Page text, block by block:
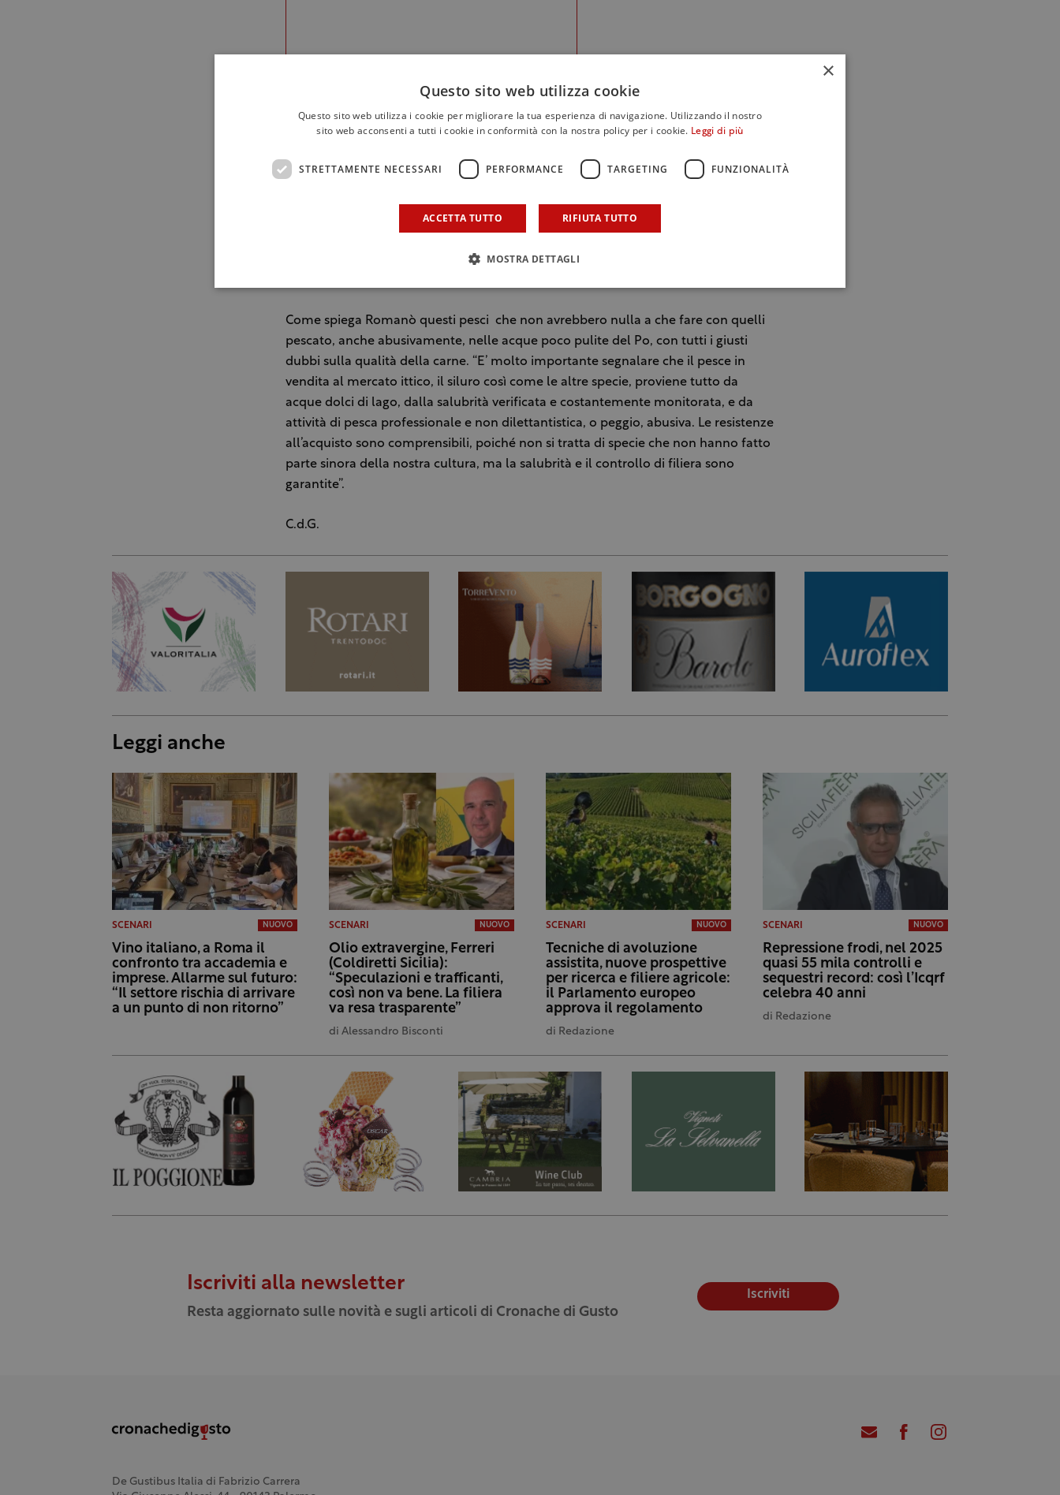
Come spiega Romanò questi pesci che non avrebbero nulla a che fare con quelli
pescato, anche abusivamente, nelle acque poco pulite del Po, con tutti i giusti
dubbi sulla qualità della carne. “E’ molto importante segnalare che il pesce in
vendita al mercato ittico, il siluro così come le altre specie, proviene tutto da
acque dolci di lago, dalla salubrità verificata e costantemente monitorata, e da
attività di pesca professionale e non dilettantistica, o peggio, abusiva. Le resistenze
all’acquisto sono comprensibili, poiché non si tratta di specie che non hanno fatto
parte sinora della nostra cultura, ma la salubrità e il controllo di filiera sono
garantite”.
C.d.G.
Leggi anche
SCENARI NUOVO
Vino italiano, a Roma il
confronto tra accademia e
imprese. Allarme sul futuro:
“Il settore rischia di arrivare
a un punto di non ritorno”
SCENARI NUOVO
Olio extravergine, Ferreri
(Coldiretti Sicilia):
“Speculazioni e trafficanti,
così non va bene. La filiera
va resa trasparente”
di Alessandro Bisconti
SCENARI NUOVO
Tecniche di avoluzione
assistita, nuove prospettive
per ricerca e filiere agricole:
il Parlamento europeo
approva il regolamento
di Redazione
SCENARI NUOVO
Repressione frodi, nel 2025
quasi 55 mila controlli e
sequestri record: così l’Icqrf
celebra 40 anni
di Redazione
Iscriviti alla newsletter
Resta aggiornato sulle novità e sugli articoli di Cronache di Gusto
Iscriviti
De Gustibus Italia di Fabrizio Carrera
×
Questo sito web utilizza cookie
Questo sito web utilizza i cookie per migliorare la tua esperienza di navigazione. Utilizzando il nostro
sito web acconsenti a tutti i cookie in conformità con la nostra policy per i cookie. Leggi di più
STRETTAMENTE NECESSARI PERFORMANCE TARGETING FUNZIONALITÀ
ACCETTA TUTTO RIFIUTA TUTTO
MOSTRA DETTAGLI